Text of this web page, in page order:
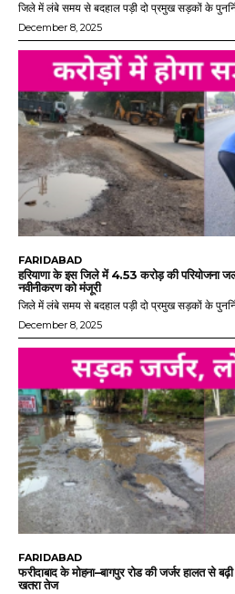
जिले में लंबे समय से बदहाल पड़ी दो प्रमुख सड़कों के
December 8, 2025
FARIDABAD
हरियाणा के इस जिले में 4.53 करोड़ की परियोजना
नवीनीकरण को मंजूरी
जिले में लंबे समय से बदहाल पड़ी दो प्रमुख सड़कों के
December 8, 2025
FARIDABAD
फरीदाबाद के मोहना–बागपुर रोड की जर्जर हालत से
खतरा तेज